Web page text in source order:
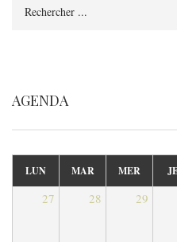
AGENDA
LUN MAR MER
27 28 29